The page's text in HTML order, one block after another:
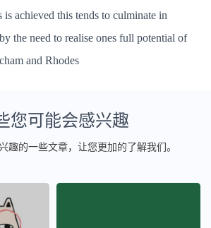
is achieved this tends to culminate in
the need to realise ones full potential of
and Rhodes
您可能会感兴趣
趣的一些文章，让您更加的了解我们。